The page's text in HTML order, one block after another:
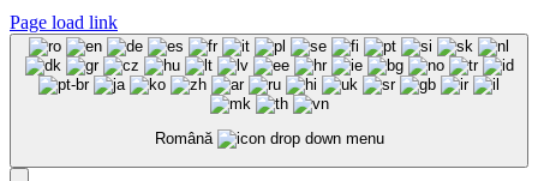
Page load link
Română